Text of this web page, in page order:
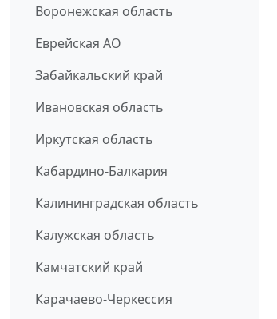
Воронежская область
Еврейская АО
Забайкальский край
Ивановская область
Иркутская область
Кабардино-Балкария
Калининградская область
Калужская область
Камчатский край
Карачаево-Черкессия